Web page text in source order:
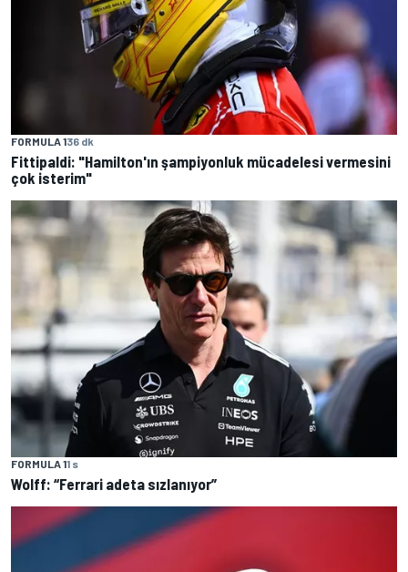
FORMULA 136 dk
Fittipaldi: "Hamilton'ın şampiyonluk mücadelesi vermesini
çok isterim"
FORMULA 11 s
Wolff: “Ferrari adeta sızlanıyor”